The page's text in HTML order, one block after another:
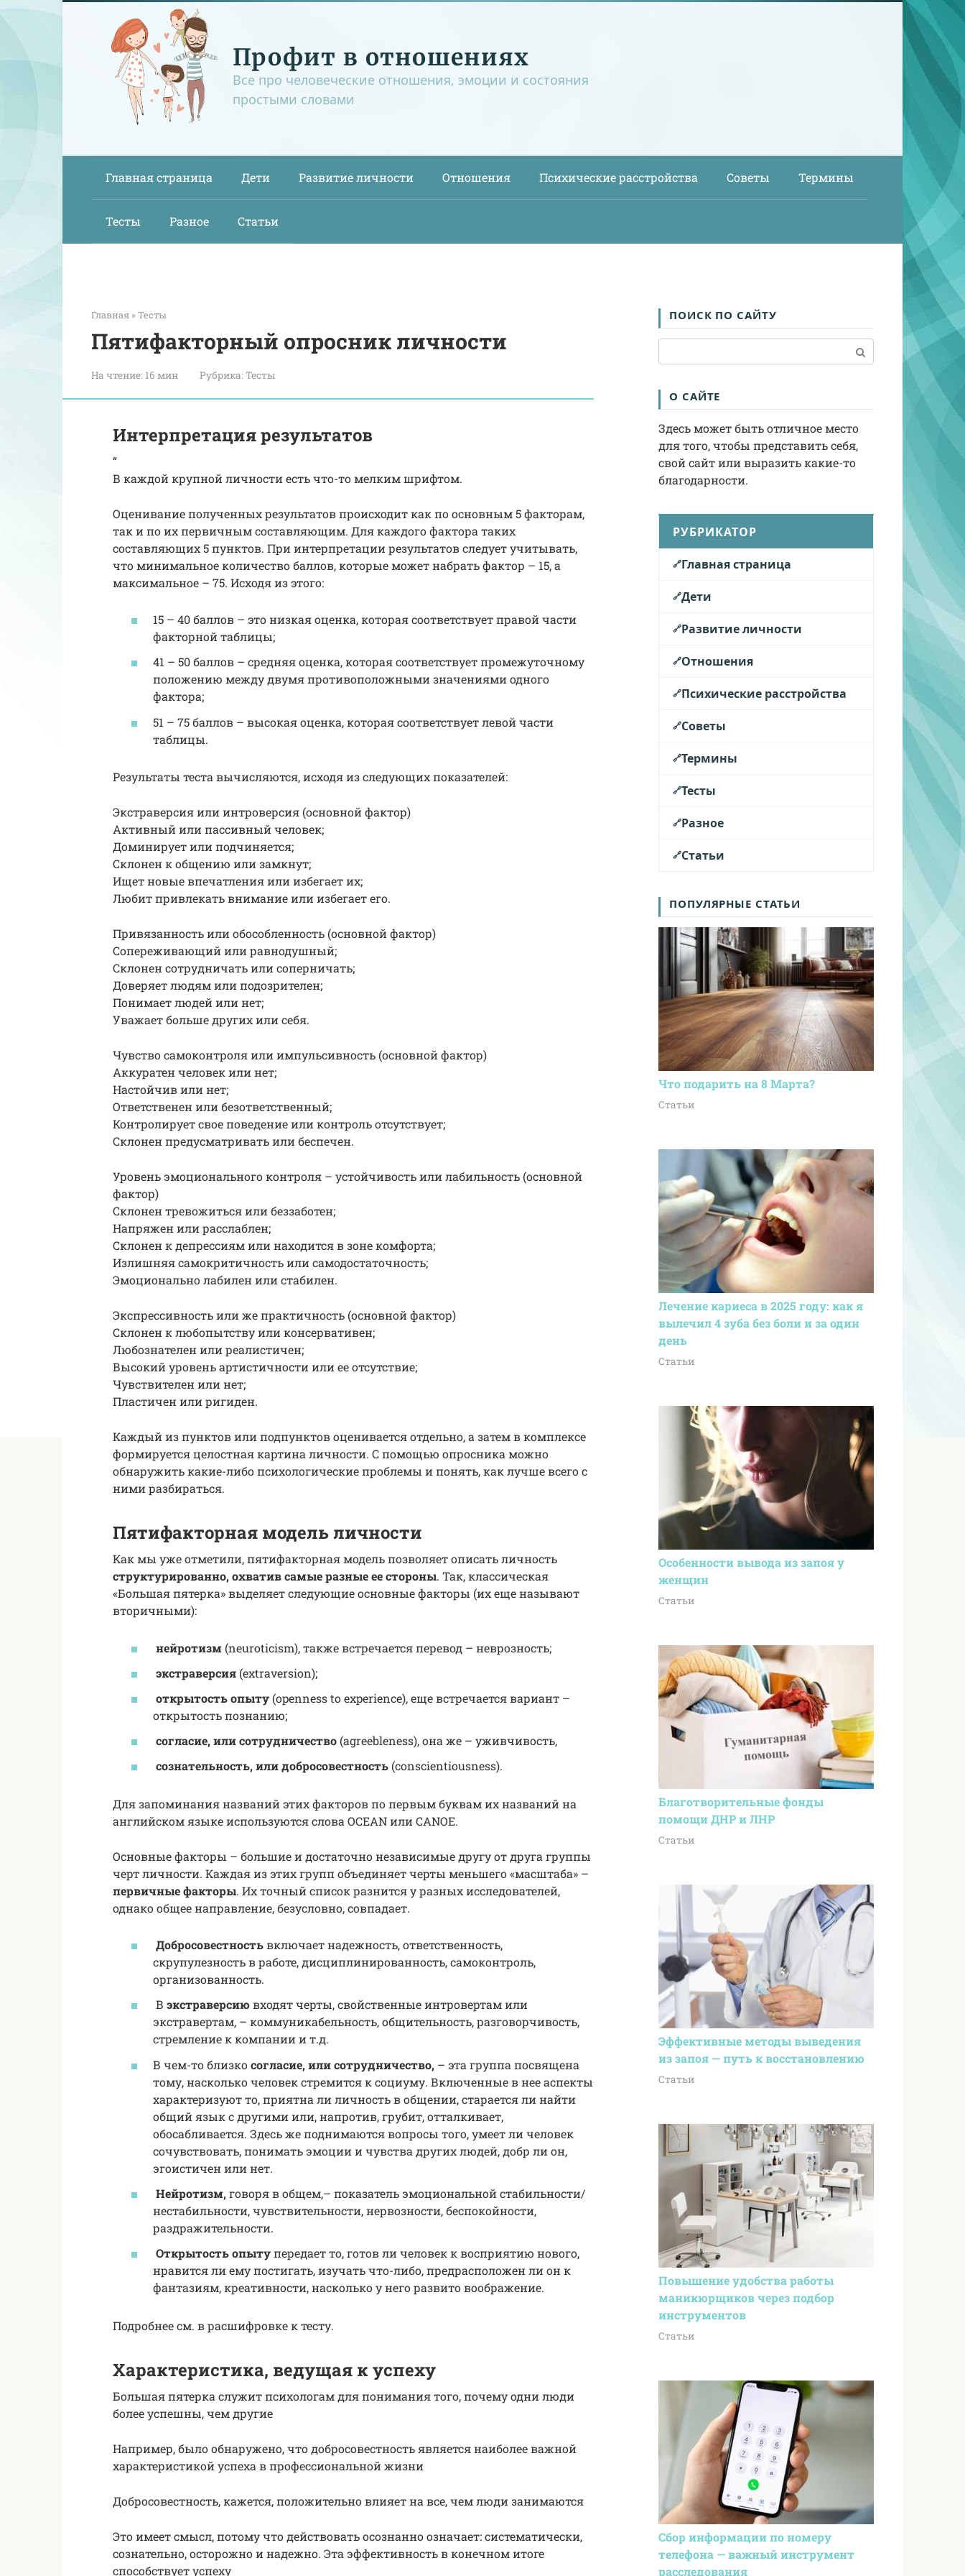
Перейти
Профит в отношениях
Все про человеческие отношения, эмоции и состояния
простыми словами
Главная страница Дети Развитие личности Отношения Психические расстройства Советы Термины
Тесты Разное Статьи
Главная »Тесты
Пятифакторный опросник личности
На чтение: 16 мин Рубрика:Тесты
Интерпретация результатов
“
В каждой крупной личности есть что-то мелким шрифтом.
Оценивание полученных результатов происходит как по основным 5 факторам,
так и по их первичным составляющим. Для каждого фактора таких
составляющих 5 пунктов. При интерпретации результатов следует учитывать,
что минимальное количество баллов, которые может набрать фактор – 15, а
максимальное – 75. Исходя из этого:
15 – 40 баллов – это низкая оценка, которая соответствует правой части
факторной таблицы;
41 – 50 баллов – средняя оценка, которая соответствует промежуточному
положению между двумя противоположными значениями одного
фактора;
51 – 75 баллов – высокая оценка, которая соответствует левой части
таблицы.
Результаты теста вычисляются, исходя из следующих показателей:
Экстраверсия или интроверсия (основной фактор)
Активный или пассивный человек;
Доминирует или подчиняется;
Склонен к общению или замкнут;
Ищет новые впечатления или избегает их;
Любит привлекать внимание или избегает его.
Привязанность или обособленность (основной фактор)
Сопереживающий или равнодушный;
Склонен сотрудничать или соперничать;
Доверяет людям или подозрителен;
Понимает людей или нет;
Уважает больше других или себя.
Чувство самоконтроля или импульсивность (основной фактор)
Аккуратен человек или нет;
Настойчив или нет;
Ответственен или безответственный;
Контролирует свое поведение или контроль отсутствует;
Склонен предусматривать или беспечен.
Уровень эмоционального контроля – устойчивость или лабильность (основной
фактор)
Склонен тревожиться или беззаботен;
Напряжен или расслаблен;
Склонен к депрессиям или находится в зоне комфорта;
Излишняя самокритичность или самодостаточность;
Эмоционально лабилен или стабилен.
Экспрессивность или же практичность (основной фактор)
Склонен к любопытству или консервативен;
Любознателен или реалистичен;
Высокий уровень артистичности или ее отсутствие;
Чувствителен или нет;
Пластичен или ригиден.
Каждый из пунктов или подпунктов оценивается отдельно, а затем в комплексе
формируется целостная картина личности. С помощью опросника можно
обнаружить какие-либо психологические проблемы и понять, как лучше всего с
ними разбираться.
Пятифакторная модель личности
Как мы уже отметили, пятифакторная модель позволяет описать личность
структурированно, охватив самые разные ее стороны. Так, классическая
«Большая пятерка» выделяет следующие основные факторы (их еще называют
вторичными):
нейротизм (neuroticism), также встречается перевод – неврозность;
экстраверсия (extraversion);
открытость опыту (openness to experience), еще встречается вариант –
открытость познанию;
согласие, или сотрудничество (agreebleness), она же – уживчивость,
сознательность, или добросовестность (conscientiousness).
Для запоминания названий этих факторов по первым буквам их названий на
английском языке используются слова OCEAN или CANOE.
Основные факторы – большие и достаточно независимые другу от друга группы
черт личности. Каждая из этих групп объединяет черты меньшего «масштаба» –
первичные факторы. Их точный список разнится у разных исследователей,
однако общее направление, безусловно, совпадает.
Добросовестностьвключает надежность, ответственность,
скрупулезность в работе, дисциплинированность, самоконтроль,
организованность.
В экстраверсиювходят черты, свойственные интровертам или
экстравертам, – коммуникабельность, общительность, разговорчивость,
стремление к компании и т.д.
В чем-то близкосогласие, или сотрудничество, – эта группа посвящена
тому, насколько человек стремится к социуму. Включенные в нее аспекты
характеризуют то, приятна ли личность в общении, старается ли найти
общий язык с другими или, напротив, грубит, отталкивает,
обосабливается. Здесь же поднимаются вопросы того, умеет ли человек
сочувствовать, понимать эмоции и чувства других людей, добр ли он,
эгоистичен или нет.
Нейротизм,говоря в общем,– показатель эмоциональной стабильности/
нестабильности, чувствительности, нервозности, беспокойности,
раздражительности.
Открытость опытупередает то, готов ли человек к восприятию нового,
нравится ли ему постигать, изучать что-либо, предрасположен ли он к
фантазиям, креативности, насколько у него развито воображение.
Подробнее см. в расшифровке к тесту.
Характеристика, ведущая к успеху
Большая пятерка служит психологам для понимания того, почему одни люди
более успешны, чем другие
Например, было обнаружено, что добросовестность является наиболее важной
характеристикой успеха в профессиональной жизни
Добросовестность, кажется, положительно влияет на все, чем люди занимаются
Это имеет смысл, потому что действовать осознанно означает: систематически,
сознательно, осторожно и надежно. Эта эффективность в конечном итоге
способствует успеху
ПОИСК ПО САЙТУ
О САЙТЕ
Здесь может быть отличное место
для того, чтобы представить себя,
свой сайт или выразить какие-то
благодарности.
РУБРИКАТОР
Главная страница
Дети
Развитие личности
Отношения
Психические расстройства
Советы
Термины
Тесты
Разное
Статьи
ПОПУЛЯРНЫЕ СТАТЬИ
Что подарить на 8 Марта?
Статьи
Лечение кариеса в 2025 году: как я
вылечил 4 зуба без боли и за один
день
Статьи
Особенности вывода из запоя у
женщин
Статьи
Благотворительные фонды
помощи ДНР и ЛНР
Статьи
Эффективные методы выведения
из запоя — путь к восстановлению
Статьи
Повышение удобства работы
маникюрщиков через подбор
инструментов
Статьи
Сбор информации по номеру
телефона — важный инструмент
расследования